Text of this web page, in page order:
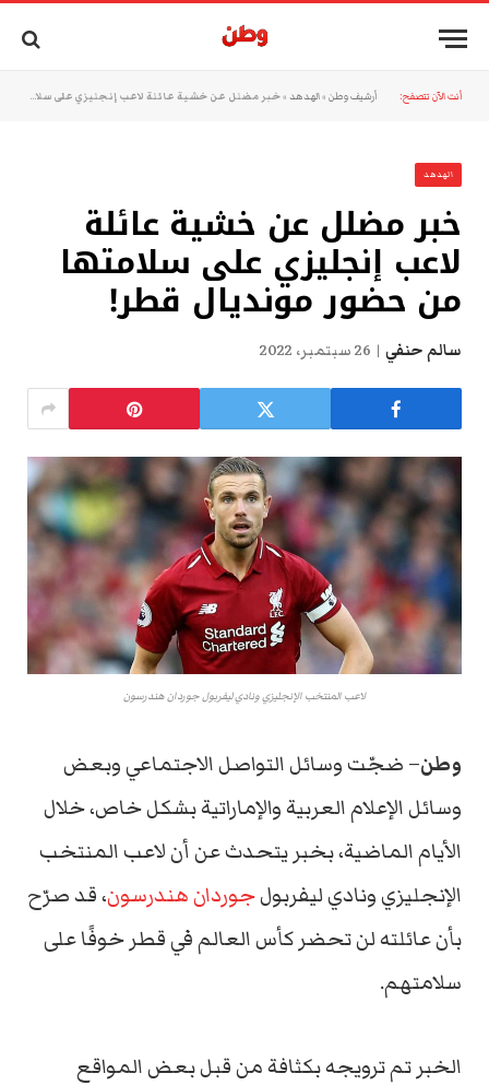
أنت الآن تتصفح: أرشيف وطن »الهدهد »خبر مضلل عن خشية عائلة لاعب إنجليزي على سلامتها من حضور مونديال قطر!
الهدهد
خبر مضلل عن خشية عائلة
لاعب إنجليزي على سلامتها
من حضور مونديال قطر!
سالم حنفي 26 سبتمبر، 2022
لاعب المنتخب الإنجليزي ونادي ليفربول جوردان هندرسون
وطن– ضجّت وسائل التواصل الاجتماعي وبعض
وسائل الإعلام العربية والإماراتية بشكل خاص، خلال
الأيام الماضية، بخبر يتحدث عن أن لاعب المنتخب
الإنجليزي ونادي ليفربولجوردان هندرسون، قد صرّح
بأن عائلته لن تحضر كأس العالم في قطر خوفًا على
سلامتهم.
الخبر تم ترويجه بكثافة من قبل بعض المواقع